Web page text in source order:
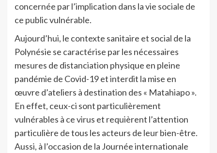
concernée par l’implication dans la vie sociale de
ce public vulnérable.
Aujourd’hui, le contexte sanitaire et social de la
Polynésie se caractérise par les nécessaires
mesures de distanciation physique en pleine
pandémie de Covid-19 et interdit la mise en
œuvre d’ateliers à destination des « Matahiapo ».
En effet, ceux-ci sont particulièrement
vulnérables à ce virus et requièrent l’attention
particulière de tous les acteurs de leur bien-être.
Aussi, à l’occasion de la Journée internationale